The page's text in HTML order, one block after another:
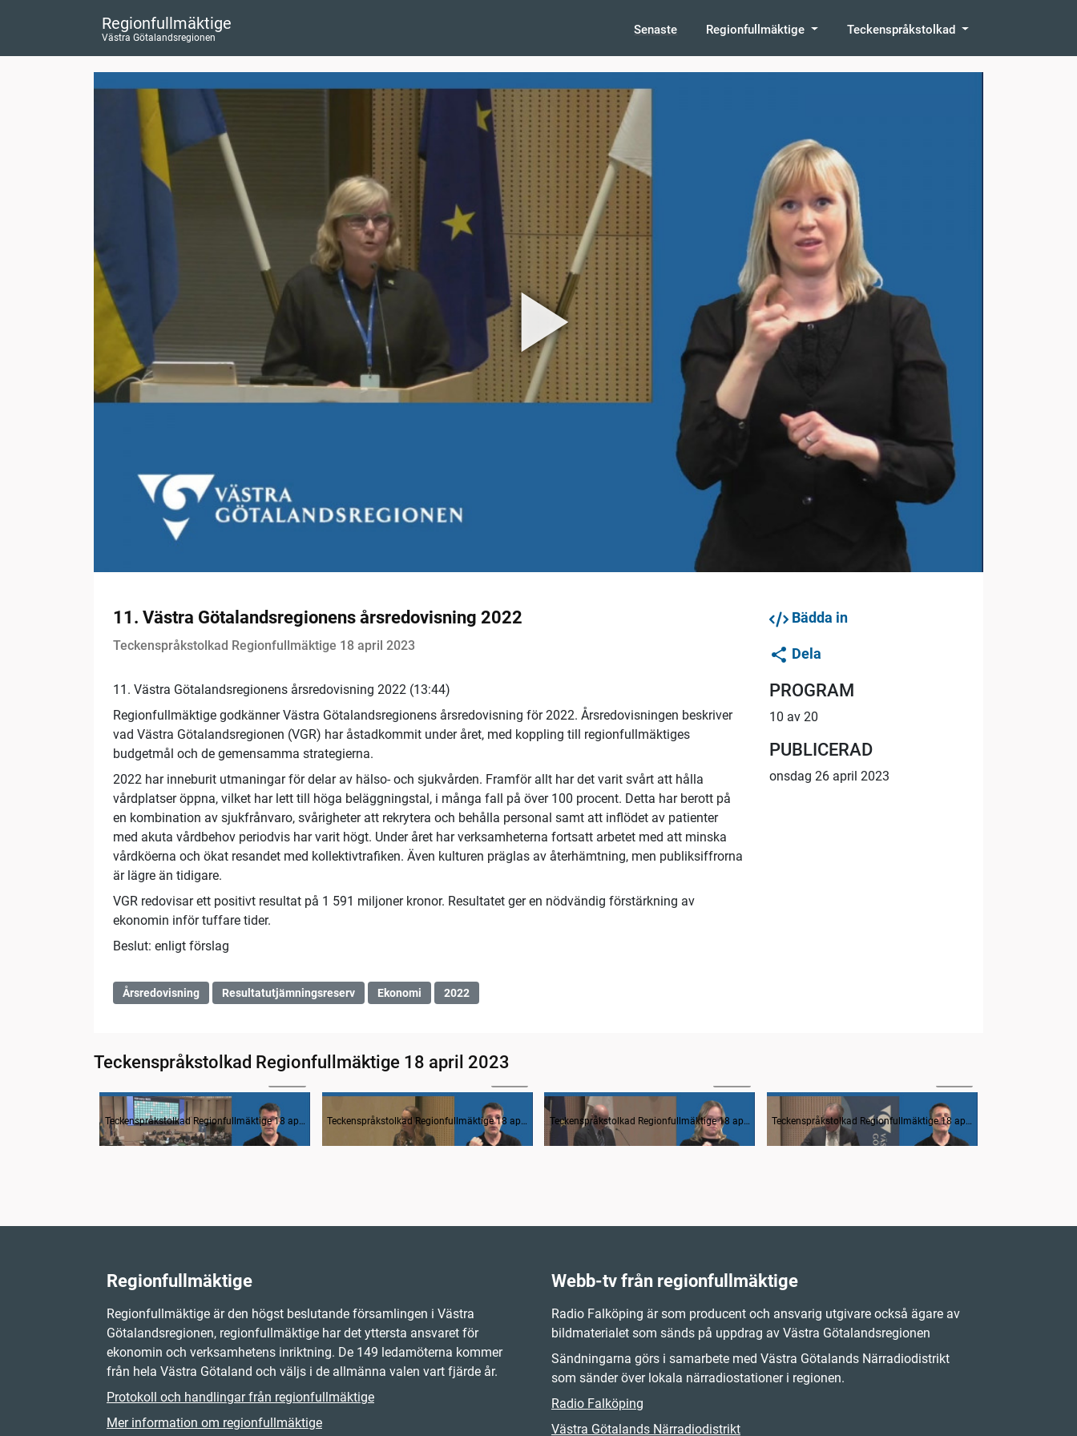
Regionfullmäktige
Västra Götalandsregionen
Senaste Regionfullmäktige Teckenspråkstolkad
11. Västra Götalandsregionens årsredovisning 2022
Teckenspråkstolkad Regionfullmäktige 18 april 2023
11. Västra Götalandsregionens årsredovisning 2022 (13:44)
Regionfullmäktige godkänner Västra Götalandsregionens årsredovisning för 2022. Årsredovisningen beskriver
vad Västra Götalandsregionen (VGR) har åstadkommit under året, med koppling till regionfullmäktiges
budgetmål och de gemensamma strategierna.
2022 har inneburit utmaningar för delar av hälso- och sjukvården. Framför allt har det varit svårt att hålla
vårdplatser öppna, vilket har lett till höga beläggningstal, i många fall på över 100 procent. Detta har berott på
en kombination av sjukfrånvaro, svårigheter att rekrytera och behålla personal samt att inflödet av patienter
med akuta vårdbehov periodvis har varit högt. Under året har verksamheterna fortsatt arbetet med att minska
vårdköerna och ökat resandet med kollektivtrafiken. Även kulturen präglas av återhämtning, men publiksiffrorna
är lägre än tidigare.
VGR redovisar ett positivt resultat på 1 591 miljoner kronor. Resultatet ger en nödvändig förstärkning av
ekonomin inför tuffare tider.
Beslut: enligt förslag
Årsredovisning Resultatutjämningsreserv Ekonomi 2022
Bädda in
Dela
PROGRAM
10 av 20
PUBLICERAD
onsdag 26 april 2023
Teckenspråkstolkad Regionfullmäktige 18 april 2023
1. Mötets öppnande
Teckenspråkstolkad Regionfullmäktige 18 april 2023
2. Frågestund
Teckenspråkstolkad Regionfullmäktige 18 april 2023 Teckenspråkstolkad Regionfullmäktige 18 april 2023 Teckenspråkstolkad Regionfullmäktige 18 april 2023
Regionfullmäktige
Regionfullmäktige är den högst beslutande församlingen i Västra
Götalandsregionen, regionfullmäktige har det yttersta ansvaret för
ekonomin och verksamhetens inriktning. De 149 ledamöterna kommer
från hela Västra Götaland och väljs i de allmänna valen vart fjärde år.
Protokoll och handlingar från regionfullmäktige
Mer information om regionfullmäktige
Webb-tv från regionfullmäktige
Radio Falköping är som producent och ansvarig utgivare också ägare av
bildmaterialet som sänds på uppdrag av Västra Götalandsregionen
Sändningarna görs i samarbete med Västra Götalands Närradiodistrikt
som sänder över lokala närradiostationer i regionen.
Radio Falköping
Västra Götalands Närradiodistrikt